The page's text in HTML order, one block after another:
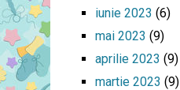
iunie 2023 (6)
mai 2023 (9)
aprilie 2023 (9)
martie 2023 (9)